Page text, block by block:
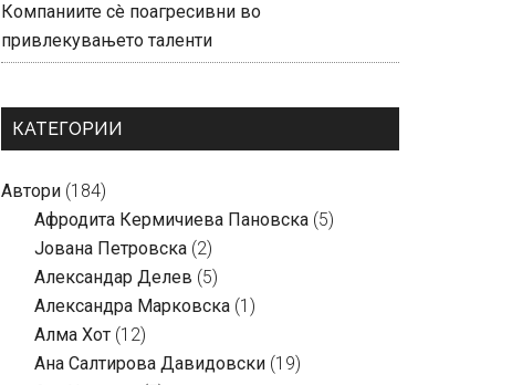
Компаниите сè поагресивни во
привлекувањето таленти
КАТЕГОРИИ
Автори (184)
Aфродита Кермичиева Пановска (5)
Јована Петровска (2)
Александар Делев (5)
Александра Марковска (1)
Алма Хот (12)
Ана Салтирова Давидовски (19)